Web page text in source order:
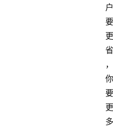
户
要
更
省
，
你
要
更
多